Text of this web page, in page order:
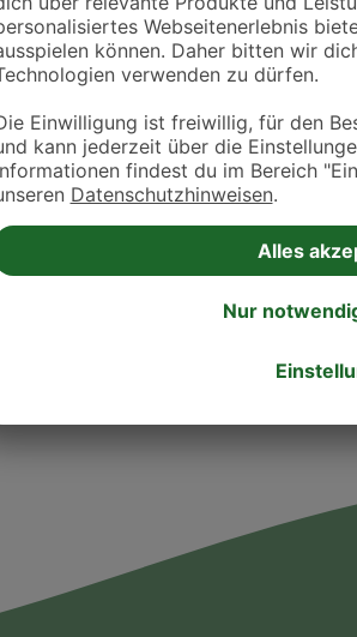
Öffnungszeiten
Montag
Mittwoch
Donnerstag
Freitag
Samstag